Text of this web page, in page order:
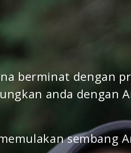
berminat dengan
anda dengan
sembang